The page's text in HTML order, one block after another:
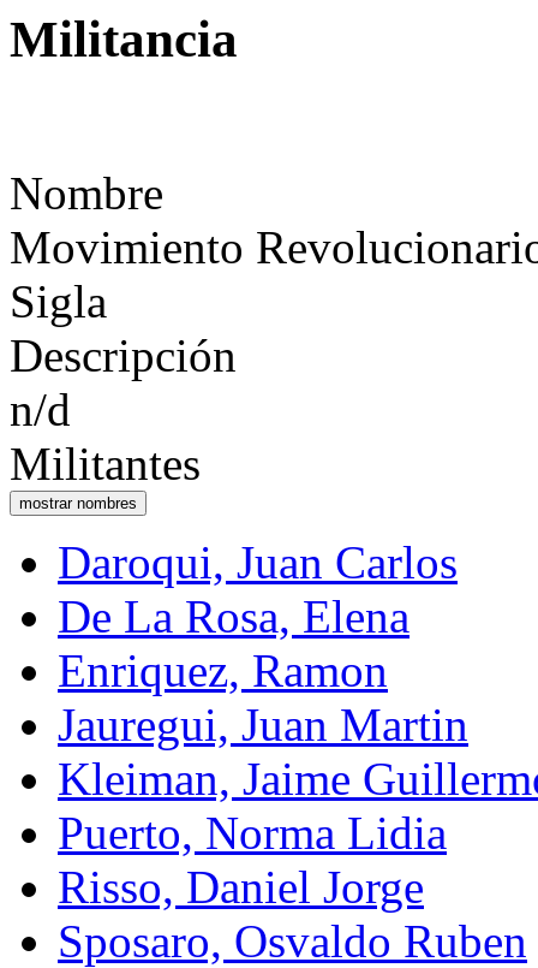
Militancia
Nombre
Movimiento
Sigla
Descripción
n/d
Militantes
Daroqui, Juan Carlos
De La Rosa, Elena
Enriquez, Ramon
Jauregui, Juan Martin
Kleiman, Jaime
Puerto, Norma Lidia
Risso, Daniel Jorge
Sposaro, Osvaldo Ruben